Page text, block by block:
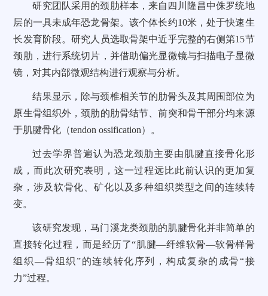
研究团队采用的颈肋样本，来自四川隆昌中侏罗统地
层的一具未成年恐龙骨架。该个体长约10米，处于快速生
长发育阶段。研究人员选取骨架中近乎完整的右侧第15节
颈肋，进行系统切片，并借助偏光显微镜与扫描电子显微
镜，对其内部微观结构进行观察与分析。
结果显示，除与颈椎相关节的肋骨头及其周围部位为
原生骨组织外，颈肋的肋骨结节、前突和骨干部分均来源
于肌腱骨化（tendon ossification）。
过去学界普遍认为恐龙颈肋主要由肌腱直接骨化形
成，而此次研究表明，这一过程远比此前认识的更加复
杂，涉及软骨化、矿化以及多种组织类型之间的连续转
变。
该研究发现，马门溪龙类颈肋的肌腱骨化并非简单的
直接转化过程，而是经历了“肌腱—纤维软骨—软骨样骨
组织—骨组织”的连续转化序列，构成复杂的成骨“接
力”过程。